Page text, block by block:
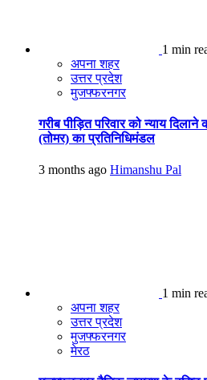
1 min
अपना शहर
उत्तर प्रदेश
मुजफ्फरनगर
गरीब पीड़ित परिवार को न्याय
(तोमर) का प्रतिनिधिमंडल
3 months ago Himanshu Pal
1 min
अपना शहर
उत्तर प्रदेश
मुजफ्फरनगर
मेरठ